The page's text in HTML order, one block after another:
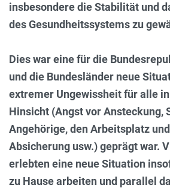
insbesondere die Stabilität und
des Gesundheitssystems zu
Dies war eine für die
und die Bundesländer neue
extremer Ungewissheit für alle
Hinsicht (Angst vor Ansteckung,
Angehörige, den Arbeitsplatz
Absicherung usw.) geprägt war.
erlebten eine neue Situation
zu Hause arbeiten und parallel